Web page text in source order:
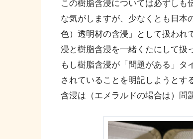
この樹脂含浸については必ずしも
な気がしますが、少なくとも日本
色）透明材の含浸」として扱われ
浸と樹脂含浸を一緒くたにして扱
もし樹脂含浸が「問題がある」
されていることを明記しようとす
含浸は（エメラルドの場合は）問